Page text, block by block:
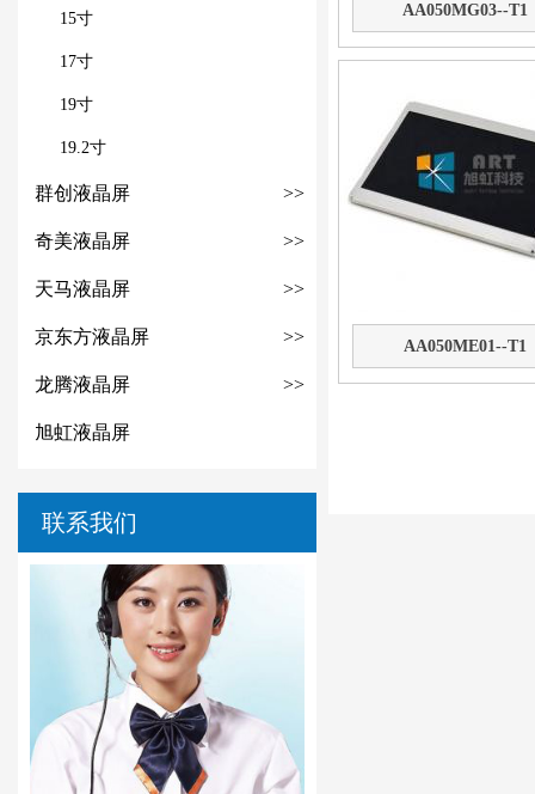
15寸
17寸
19寸
19.2寸
群创液晶屏 >>
奇美液晶屏 >>
天马液晶屏 >>
京东方液晶屏 >>
龙腾液晶屏 >>
旭虹液晶屏
联系我们
AA050MG03--T1
AA050ME01--T1